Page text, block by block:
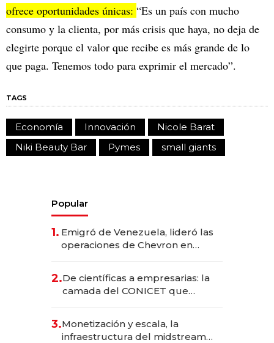
ofrece oportunidades únicas: “Es un país con mucho
consumo y la clienta, por más crisis que haya, no deja de
elegirte porque el valor que recibe es más grande de lo
que paga. Tenemos todo para exprimir el mercado”.
TAGS
Economía Innovación
Nicole Barat
Niki Beauty Bar
Pymes small giants
Popular
1. Emigró de Venezuela, lideró las
operaciones de Chevron en
2.De científicas a empresarias: la
camada del CONICET que
3.Monetización y escala, la
infraestructura del midstream